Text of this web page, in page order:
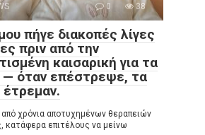
0 38
πήγε διακοπές λίγες
πριν από την
καισαρική για τα
— όταν επέστρεψε, τα
έτρεμαν.
χρόνια αποτυχημένων θεραπειών
κατάφερα επιτέλους να μείνω